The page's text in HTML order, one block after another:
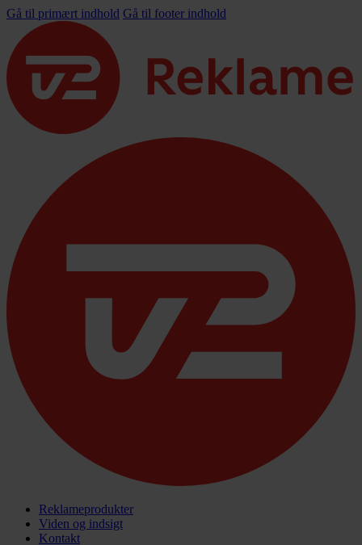
Gå til primært indhold Gå til footer indhold
Reklameprodukter
Viden og indsigt
Kontakt